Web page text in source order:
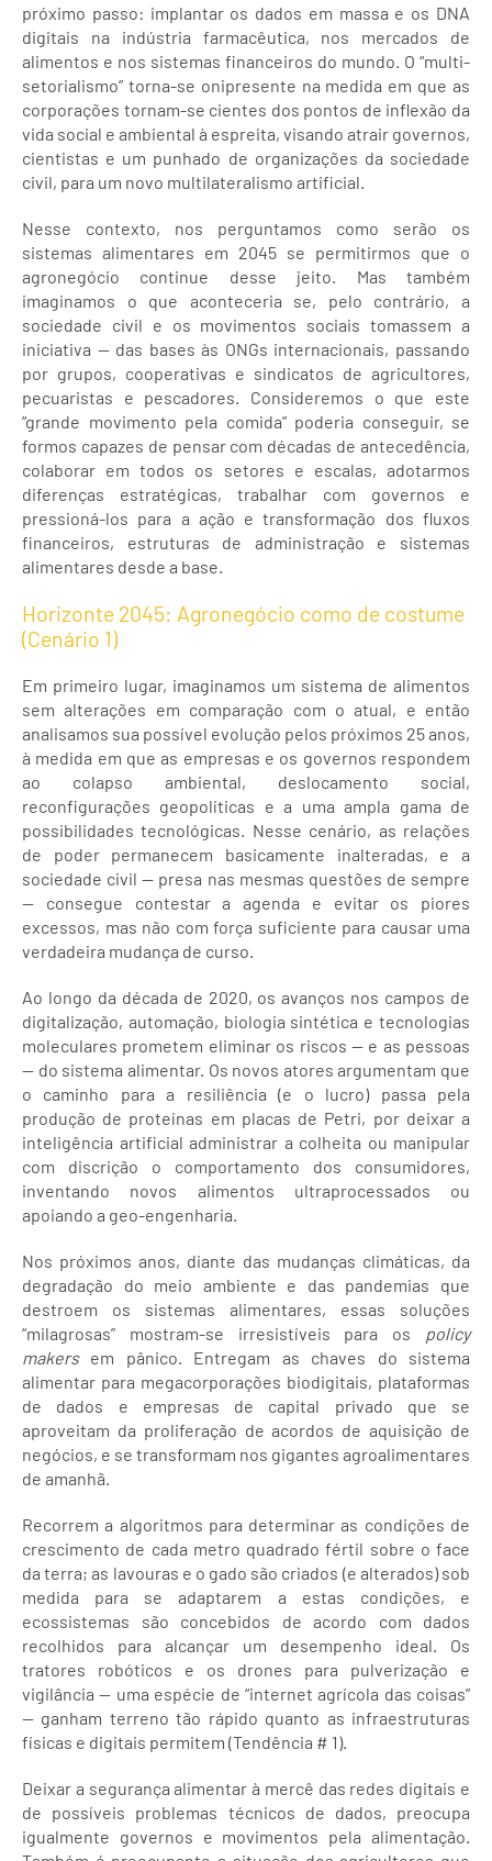
próximo passo: implantar os dados em massa e os DNA
digitais na indústria farmacêutica, nos mercados de
alimentos e nos sistemas financeiros do mundo. O “multi-
setorialismo” torna-se onipresente na medida em que as
corporações tornam-se cientes dos pontos de inflexão da
vida social e ambiental à espreita, visando atrair governos,
cientistas e um punhado de organizações da sociedade
civil, para um novo multilateralismo artificial.
Nesse contexto, nos perguntamos como serão os
sistemas alimentares em 2045 se permitirmos que o
agronegócio continue desse jeito. Mas também
imaginamos o que aconteceria se, pelo contrário, a
sociedade civil e os movimentos sociais tomassem a
iniciativa — das bases às ONGs internacionais, passando
por grupos, cooperativas e sindicatos de agricultores,
pecuaristas e pescadores. Consideremos o que este
“grande movimento pela comida” poderia conseguir, se
formos capazes de pensar com décadas de antecedência,
colaborar em todos os setores e escalas, adotarmos
diferenças estratégicas, trabalhar com governos e
pressioná-los para a ação e transformação dos fluxos
financeiros, estruturas de administração e sistemas
alimentares desde a base.
Horizonte 2045: Agronegócio como de costume
(Cenário 1)
Em primeiro lugar, imaginamos um sistema de alimentos
sem alterações em comparação com o atual, e então
analisamos sua possível evolução pelos próximos 25 anos,
à medida em que as empresas e os governos respondem
ao colapso ambiental, deslocamento social,
reconfigurações geopolíticas e a uma ampla gama de
possibilidades tecnológicas. Nesse cenário, as relações
de poder permanecem basicamente inalteradas, e a
sociedade civil — presa nas mesmas questões de sempre
— consegue contestar a agenda e evitar os piores
excessos, mas não com força suficiente para causar uma
verdadeira mudança de curso.
Ao longo da década de 2020, os avanços nos campos de
digitalização, automação, biologia sintética e tecnologias
moleculares prometem eliminar os riscos — e as pessoas
— do sistema alimentar. Os novos atores argumentam que
o caminho para a resiliência (e o lucro) passa pela
produção de proteínas em placas de Petri, por deixar a
inteligência artificial administrar a colheita ou manipular
com discrição o comportamento dos consumidores,
inventando novos alimentos ultraprocessados ​​ou
apoiando a geo-engenharia.
Nos próximos anos, diante das mudanças climáticas, da
degradação do meio ambiente e das pandemias que
destroem os sistemas alimentares, essas soluções
“milagrosas” mostram-se irresistíveis para os policy
makersem pânico. Entregam as chaves do sistema
alimentar para megacorporações biodigitais, plataformas
de dados e empresas de capital privado que se
aproveitam da proliferação de acordos de aquisição de
negócios, e se transformam nos gigantes agroalimentares
de amanhã.
Recorrem a algoritmos para determinar as condições de
crescimento de cada metro quadrado fértil sobre o face
da terra; as lavouras e o gado são criados (e alterados) sob
medida para se adaptarem a estas condições, e
ecossistemas são concebidos de acordo com dados
recolhidos para alcançar um desempenho ideal. Os
tratores robóticos e os drones para pulverização e
vigilância — uma espécie de “internet agrícola das coisas”
— ganham terreno tão rápido quanto as infraestruturas
físicas e digitais permitem (Tendência # 1).
Deixar a segurança alimentar à mercê das redes digitais e
de possíveis problemas técnicos de dados, preocupa
igualmente governos e movimentos pela alimentação.